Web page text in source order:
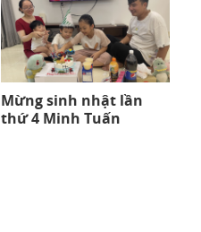
Mừng sinh nhật lần
thứ 4 Minh Tuấn